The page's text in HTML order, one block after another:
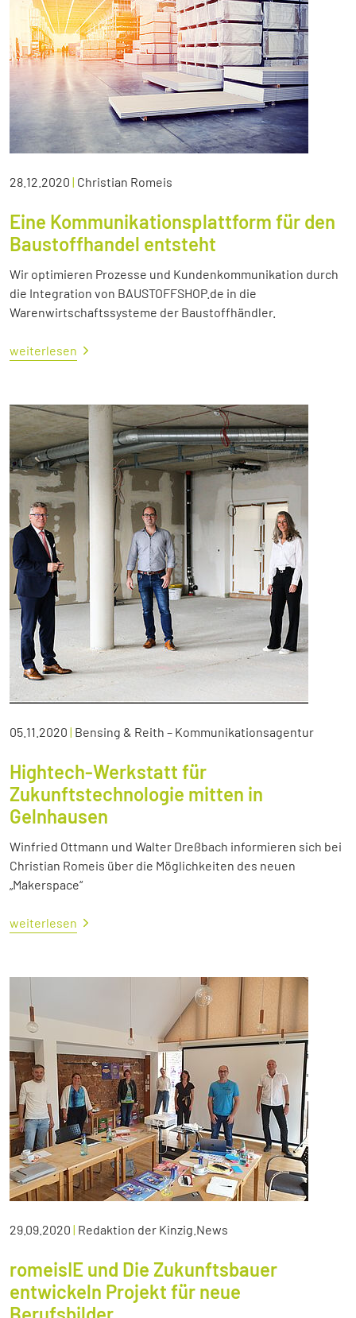
28.12.2020 | Christian Romeis
Eine Kommunikationsplattform für den
Baustoffhandel entsteht
Wir optimieren Prozesse und Kundenkommunikation durch
die Integration von BAUSTOFFSHOP.de in die
Warenwirtschaftssysteme der Baustoffhändler.
weiterlesen
05.11.2020 | Bensing & Reith – Kommunikationsagentur
Hightech-Werkstatt für
Zukunftstechnologie mitten in
Gelnhausen
Winfried Ottmann und Walter Dreßbach informieren sich bei
Christian Romeis über die Möglichkeiten des neuen
„Makerspace“
weiterlesen
29.09.2020 | Redaktion der Kinzig.News
romeisIE und Die Zukunftsbauer
entwickeln Projekt für neue